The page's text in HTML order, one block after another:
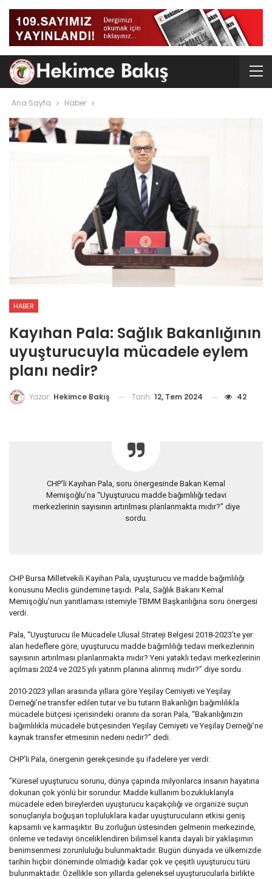
Ana Sayfa Haber
HABER
Kayıhan Pala: Sağlık Bakanlığının
uyuşturucuyla mücadele eylem
planı nedir?
Yazar: Hekimce Bakış Tarih: 12, Tem 2024 42
CHP’li Kayıhan Pala, soru önergesinde Bakan Kemal
Memişoğlu’na “Uyuşturucu madde bağımlılığı tedavi
merkezlerinin sayısının artırılması planlanmakta mıdır?” diye
sordu.
CHP Bursa Milletvekili Kayıhan Pala, uyuşturucu ve madde bağımlılığı
konusunu Meclis gündemine taşıdı. Pala, Sağlık Bakanı Kemal
Memişoğlu’nun yanıtlaması istemiyle TBMM Başkanlığına soru önergesi
verdi.
Pala, “Uyuşturucu ile Mücadele Ulusal Strateji Belgesi 2018-2023’te yer
alan hedeflere göre, uyuşturucu madde bağımlılığı tedavi merkezlerinin
sayısının artırılması planlanmakta mıdır? Yeni yataklı tedavi merkezlerinin
açılması 2024 ve 2025 yılı yatırım planına alınmış mıdır?” diye sordu.
2010-2023 yılları arasında yıllara göre Yeşilay Cemiyeti ve Yeşilay
Derneği’ne transfer edilen tutar ve bu tutarın Bakanlığın bağımlılıkla
mücadele bütçesi içerisindeki oranını da soran Pala, “Bakanlığınızın
bağımlılıkla mücadele bütçesinden Yeşilay Cemiyeti ve Yeşilay Derneği’ne
kaynak transfer etmesinin nedeni nedir?” dedi.
CHP’li Pala, önergenin gerekçesinde şu ifadelere yer verdi:
”Küresel uyuşturucu sorunu, dünya çapında milyonlarca insanın hayatına
dokunan çok yönlü bir sorundur. Madde kullanım bozukluklarıyla
mücadele eden bireylerden uyuşturucu kaçakçılığı ve organize suçun
sonuçlarıyla boğuşan topluluklara kadar uyuşturucuların etkisi geniş
kapsamlı ve karmaşıktır. Bu zorluğun üstesinden gelmenin merkezinde,
önleme ve tedaviyi önceliklendiren bilimsel kanıta dayalı bir yaklaşımın
benimsenmesi zorunluluğu bulunmaktadır. Bugün dünyada ve ülkemizde
tarihin hiçbir döneminde olmadığı kadar çok ve çeşitli uyuşturucu türü
bulunmaktadır. Özellikle son yıllarda geleneksel uyuşturucularla birlikte